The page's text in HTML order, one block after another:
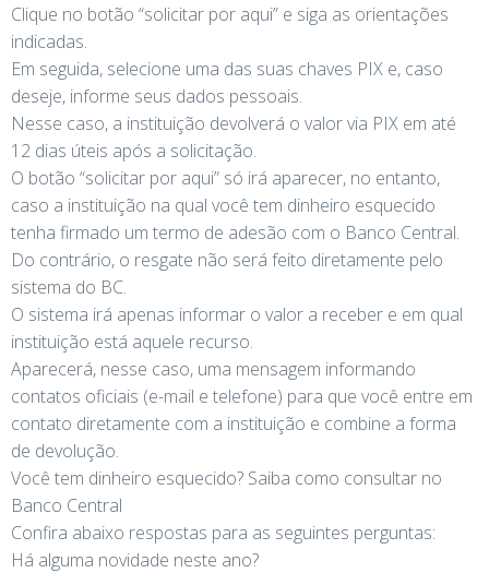
Clique no botão “solicitar por aqui” e siga as orientações
indicadas.
Em seguida, selecione uma das suas chaves PIX e, caso
deseje, informe seus dados pessoais.
Nesse caso, a instituição devolverá o valor via PIX em até
12 dias úteis após a solicitação.
O botão “solicitar por aqui” só irá aparecer, no entanto,
caso a instituição na qual você tem dinheiro esquecido
tenha firmado um termo de adesão com o Banco Central.
Do contrário, o resgate não será feito diretamente pelo
sistema do BC.
O sistema irá apenas informar o valor a receber e em qual
instituição está aquele recurso.
Aparecerá, nesse caso, uma mensagem informando
contatos oficiais (e-mail e telefone) para que você entre em
contato diretamente com a instituição e combine a forma
de devolução.
Você tem dinheiro esquecido? Saiba como consultar no
Banco Central
Confira abaixo respostas para as seguintes perguntas:
Há alguma novidade neste ano?